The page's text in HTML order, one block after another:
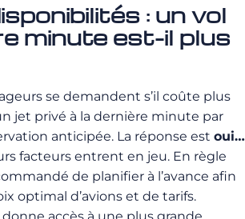
: un vol
minute est-il plus
se demandent s’il coûte plus
jet privé à la dernière minute par
anticipée. La réponse est oui…
facteurs entrent en jeu. En règle
de planifier à l’avance afin
optimal d’avions et de tarifs.